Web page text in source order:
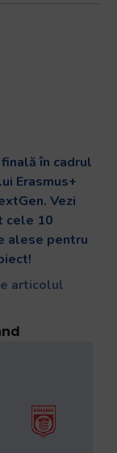
în cadrul
Erasmus+
Vezi
cele 10
alese pentru
articolul